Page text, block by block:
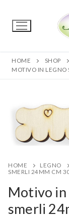
HOME
SHOP
MOTIVO IN LEGNO
HOME LEGNO
SMERLI 24MM CM
Motivo
smerli